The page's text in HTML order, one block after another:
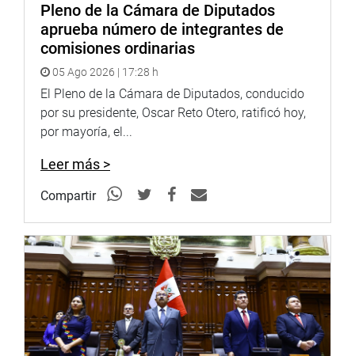
Pleno de la Cámara de Diputados
aprueba número de integrantes de
comisiones ordinarias
05 Ago 2026 | 17:28 h
El Pleno de la Cámara de Diputados, conducido
por su presidente, Oscar Reto Otero, ratificó hoy,
por mayoría, el...
Leer más >
Compartir